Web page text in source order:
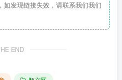
需
如发现链接失效，请联系我们我们
END